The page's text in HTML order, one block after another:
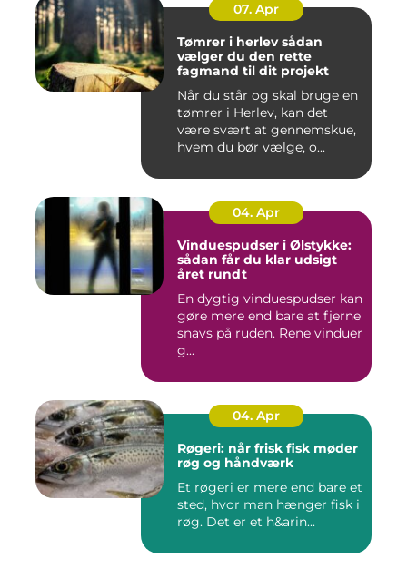
07. Apr
Tømrer i herlev sådan
vælger du den rette
fagmand til dit projekt
Når du står og skal bruge en
tømrer i Herlev, kan det
være svært at gennemskue,
hvem du bør vælge, o...
04. Apr
Vinduespudser i Ølstykke:
sådan får du klar udsigt
året rundt
En dygtig vinduespudser kan
gøre mere end bare at fjerne
snavs på ruden. Rene vinduer
g...
04. Apr
Røgeri: når frisk fisk møder
røg og håndværk
Et røgeri er mere end bare et
sted, hvor man hænger fisk i
røg. Det er et h&arin...